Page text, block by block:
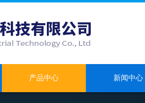
产品中心 新闻中心